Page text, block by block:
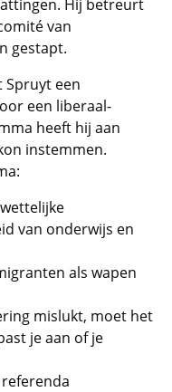
Hij betreurt
van
gestapt.
een
een liberaal-
heeft hij aan
instemmen.
van onderwijs en
als wapen
mislukt, moet het
je aan of je